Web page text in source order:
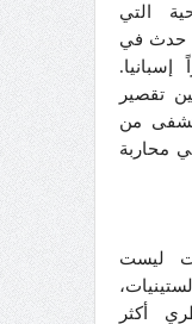
التي
حدث في
إسبانيا.
تقصير
من
في محاربة
ليست
أكثر